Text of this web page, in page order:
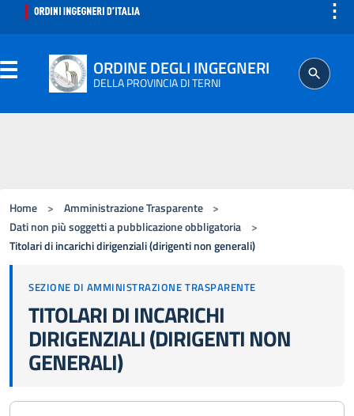
⋮
ORDINE DEGLI INGEGNERI
DELLA PROVINCIA DI TERNI
ISCRITTO
AGGIORNAMENTO PROFESSIONALE
Home > Amministrazione Trasparente
>
Dati non più soggetti a pubblicazione obbligatoria
>
Titolari di incarichi dirigenziali (dirigenti non generali)
SEZIONE DI AMMINISTRAZIONE TRASPARENTE
TITOLARI DI INCARICHI
DIRIGENZIALI (DIRIGENTI NON
GENERALI)